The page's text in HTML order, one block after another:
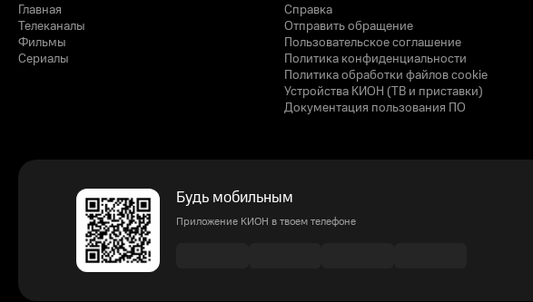
Главная
Телеканалы
Фильмы
Сериалы
Справка
Отправить обращение
Пользовательское соглашение
Политика конфиденциальности
Политика обработки файлов cookie
Устройства КИОН (ТВ и приставки)
Документация пользования ПО
Будь мобильным
Приложение КИОН в твоем телефоне